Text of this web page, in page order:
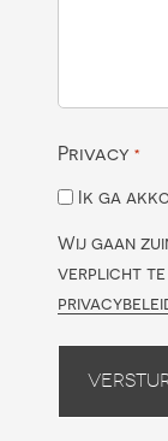
Privacy *
Ik ga
Wij gaan
verplicht te